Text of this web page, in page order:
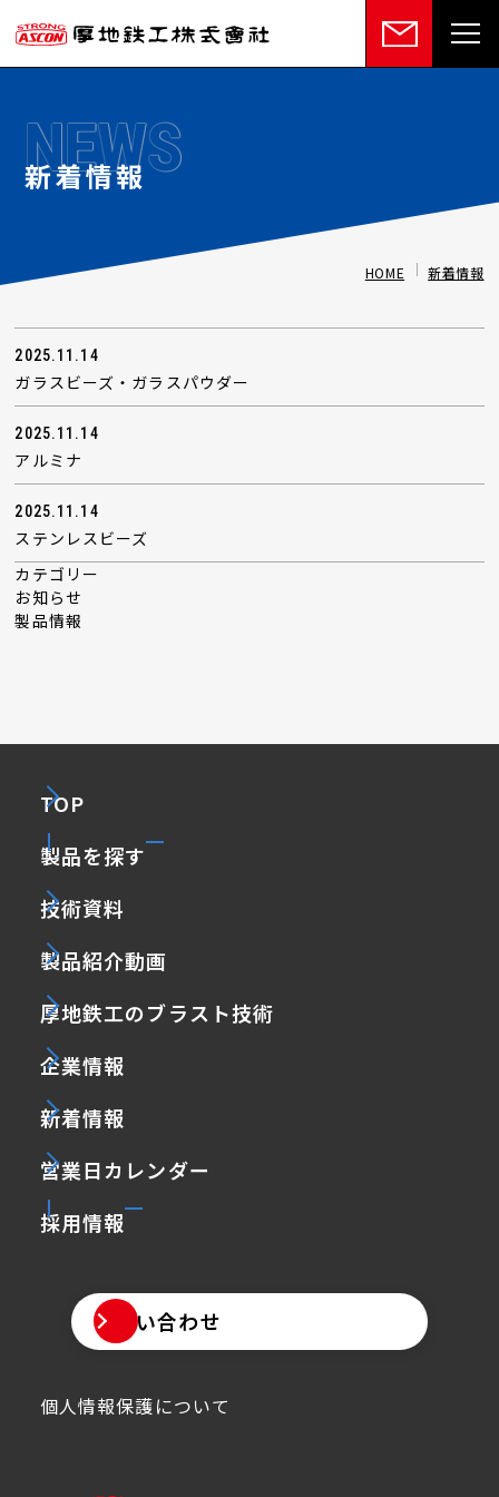
新着情報
NEWS
HOME 新着情報
2025.11.14
ガラスビーズ・ガラスパウダー
2025.11.14
アルミナ
2025.11.14
ステンレスビーズ
カテゴリー
お知らせ
製品情報
TOP
製品を探す
技術資料
製品紹介動画
厚地鉄工のブラスト技術
企業情報
新着情報
営業日カレンダー
採用情報
お問い合わせ
個人情報保護について